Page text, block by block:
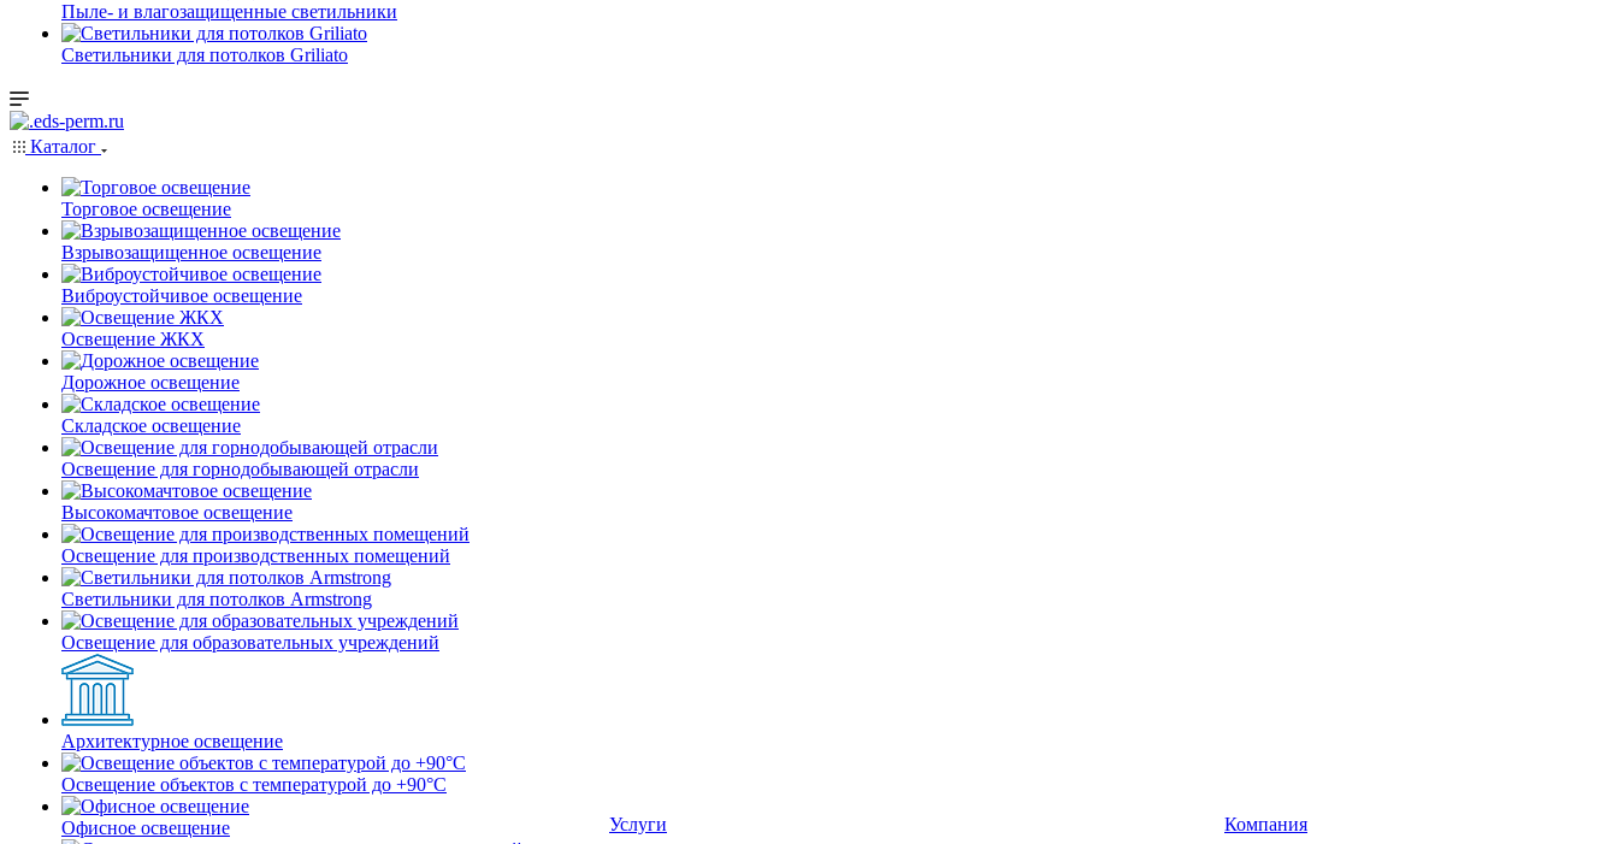
Пыле- и влагозащищенные светильники
Светильники для потолков Griliato
Каталог
Торговое освещение
Взрывозащищенное освещение
Виброустойчивое освещение
Освещение ЖКХ
Дорожное освещение
Складское освещение
Освещение для горнодобывающей отрасли
Высокомачтовое освещение
Освещение для производственных помещений
Светильники для потолков Armstrong
Освещение для образовательных учреждений
Архитектурное освещение
Освещение объектов с температурой до +90°С
Офисное освещение Услуги Компания